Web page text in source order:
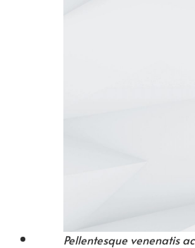
Pellentesque venenatis ac